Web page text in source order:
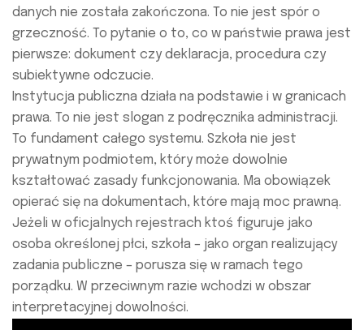
danych nie została zakończona. To nie jest spór o
grzeczność. To pytanie o to, co w państwie prawa jest
pierwsze: dokument czy deklaracja, procedura czy
subiektywne odczucie.
Instytucja publiczna działa na podstawie i w granicach
prawa. To nie jest slogan z podręcznika administracji.
To fundament całego systemu. Szkoła nie jest
prywatnym podmiotem, który może dowolnie
kształtować zasady funkcjonowania. Ma obowiązek
opierać się na dokumentach, które mają moc prawną.
Jeżeli w oficjalnych rejestrach ktoś figuruje jako
osoba określonej płci, szkoła – jako organ realizujący
zadania publiczne – porusza się w ramach tego
porządku. W przeciwnym razie wchodzi w obszar
interpretacyjnej dowolności.